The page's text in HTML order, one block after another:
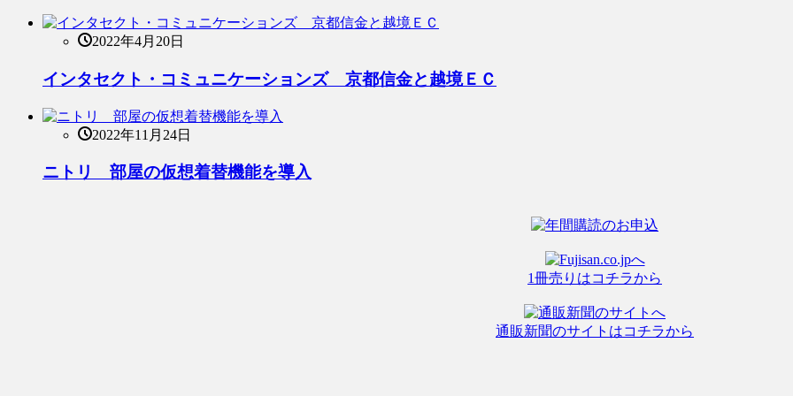
2022年4月20日
インタセクト・コミュニケーションズ 京都信金と越境ＥＣ
2022年11月24日
ニトリ 部屋の仮想着替機能を導入
1冊売りはコチラから
通販新聞のサイトはコチラから